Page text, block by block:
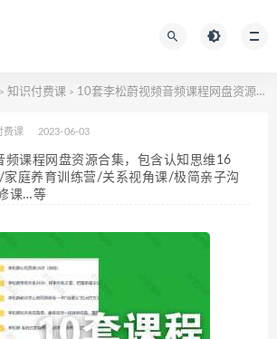
> 知识付费课 > 10套李松蔚视频音频课程网盘资源合集，包含认知思维16讲/亲密关系24讲/家庭养育训练营/关系视角课/极简亲子沟通/心理学思维自修课…等
费课 2023-06-03
频课程网盘资源合集，包含认知思维16
庭养育训练营/关系视角课/极简亲子沟
课…等